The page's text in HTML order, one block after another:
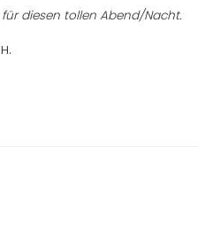
diesen tollen Abend/Nacht.